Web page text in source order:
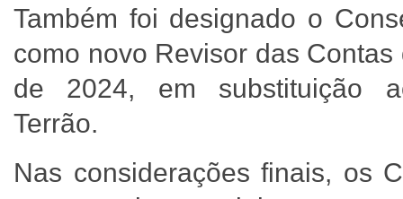
Também foi designado o
como novo Revisor das
de 2024, em substituição
Terrão.
Nas considerações finais, os